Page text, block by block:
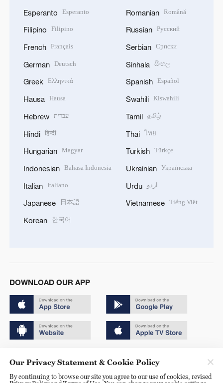
Esperanto Esperanto
Filipino Filipino
French Français
German Deutsch
Greek Ελληνικά
Hausa Hausa
Hebrew עברית
Hindi हिन्दी
Hungarian Magyar
Indonesian Bahasa Indonesia
Italian Italiano
Japanese 日本語
Korean 한국어
Romanian Română
Russian Русский
Serbian Српски
Sinhala සිංහල
Spanish Español
Swahili Kiswahili
Tamil தமிழ்
Thai ไทย
Turkish Türkçe
Ukrainian Українська
Urdu اردو
Vietnamese Tiếng Việt
DOWNLOAD OUR APP
京ICP备20000184号
Our Privacy Statement & Cookie Policy
By continuing to browse our site you agree to our use of cookies, revised